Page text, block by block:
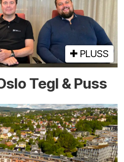
PLUSS
Tegl & Puss